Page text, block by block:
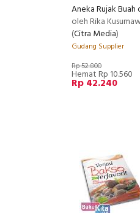
oleh Rika Kusumawati &
(Citra Media)
Gudang Supplier
Rp 52.800
Hemat Rp 10.560
Rp 42.240